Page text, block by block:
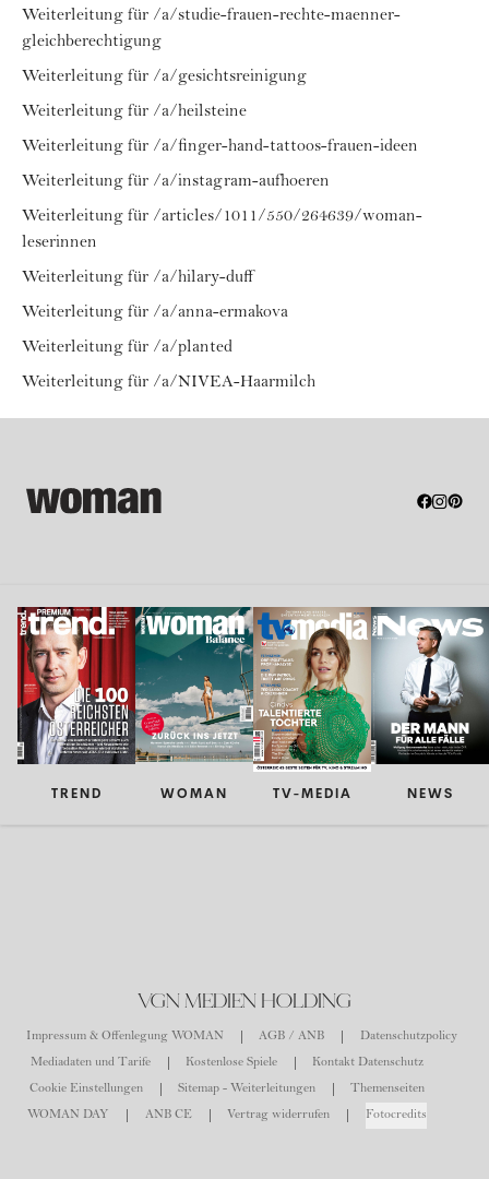
Weiterleitung für /a/studie-frauen-rechte-maenner-
gleichberechtigung
Weiterleitung für /a/gesichtsreinigung
Weiterleitung für /a/heilsteine
Weiterleitung für /a/finger-hand-tattoos-frauen-ideen
Weiterleitung für /a/instagram-aufhoeren
Weiterleitung für /articles/1011/550/264639/woman-
leserinnen
Weiterleitung für /a/hilary-duff
Weiterleitung für /a/anna-ermakova
Weiterleitung für /a/planted
Weiterleitung für /a/NIVEA-Haarmilch
TREND WOMAN TV-MEDIA NEWS
VGN MEDIEN HOLDING
Impressum & Offenlegung WOMAN AGB / ANB
Datenschutzpolicy
Mediadaten und Tarife
Kostenlose Spiele
Kontakt Datenschutz
Cookie Einstellungen
Sitemap - Weiterleitungen
Themenseiten
WOMAN DAY
ANB CE Vertrag widerrufen Fotocredits